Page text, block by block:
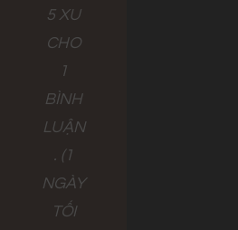
5 XU
CHO
1
BÌNH
LUẬN
. (1
NGÀY
TỐI